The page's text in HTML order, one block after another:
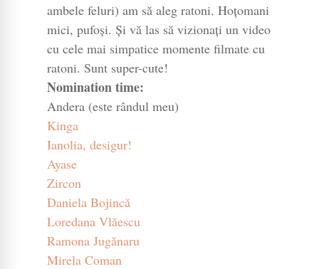
ambele feluri) am să aleg ratoni. Hoțomani
mici, pufoși. Și vă las să vizionați un video
cu cele mai simpatice momente filmate cu
ratoni. Sunt super-cute!
Nomination time:
Andera (este rândul meu)
Kinga
Ianolia, desigur!
Ayase
Zircon
Daniela Bojincă
Loredana Vlăescu
Ramona Jugănaru
Mirela Coman